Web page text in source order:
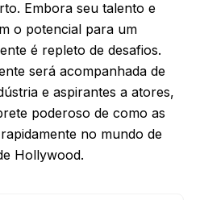
Embora seu talento e
o potencial para um
é repleto de desafios.
será acompanhada de
e aspirantes a atores,
poderoso de como as
no mundo de
Hollywood.